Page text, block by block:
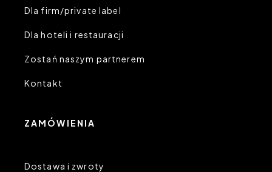
Dla firm/private label
Dla hoteli i restauracji
Zostań naszym partnerem
Kontakt
ZAMÓWIENIA
Dostawa i zwroty